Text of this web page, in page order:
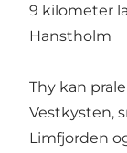
9 kilometer
Hanstholm
Thy kan
Vestkysten,
Limfjorden